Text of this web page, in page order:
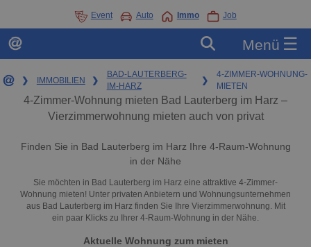
Event Auto Immo Job
Menü ☰
❯ IMMOBILIEN ❯
BAD-LAUTERBERG-
IM-HARZ
❯
4-ZIMMER-WOHNUNG-
MIETEN
4-Zimmer-Wohnung mieten Bad Lauterberg im Harz –
Vierzimmerwohnung mieten auch von privat
Finden Sie in Bad Lauterberg im Harz Ihre 4-Raum-Wohnung
in der Nähe
Sie möchten in Bad Lauterberg im Harz eine attraktive 4-Zimmer-
Wohnung mieten! Unter privaten Anbietern und Wohnungsunternehmen
aus Bad Lauterberg im Harz finden Sie Ihre Vierzimmerwohnung. Mit
ein paar Klicks zu Ihrer 4-Raum-Wohnung in der Nähe.
Aktuelle Wohnung zum mieten